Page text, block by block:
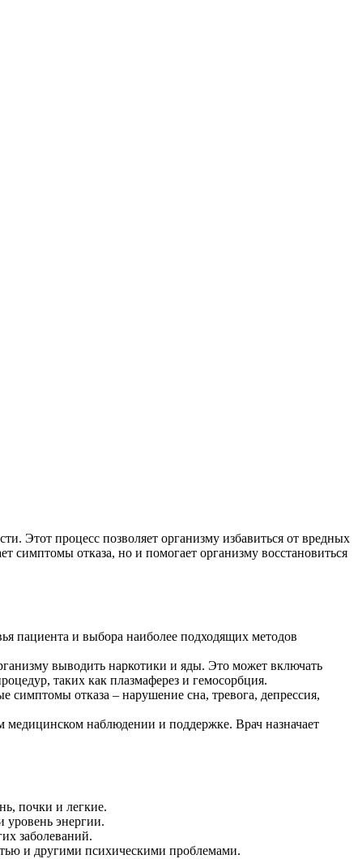
Этот процесс позволяет организму избавиться от вредных
симптомы отказа, но и помогает организму восстановиться
пациента и выбора наиболее подходящих методов
выводить наркотики и яды. Это может включать
таких как плазмаферез и гемосорбция.
симптомы отказа – нарушение сна, тревога, депрессия,
медицинском наблюдении и поддержке. Врач назначает
почки и легкие.
энергии.
заболеваний.
и другими психическими проблемами.